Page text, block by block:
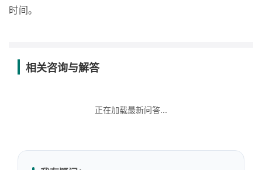
时间。
相关咨询与解答
正在加载最新问答...